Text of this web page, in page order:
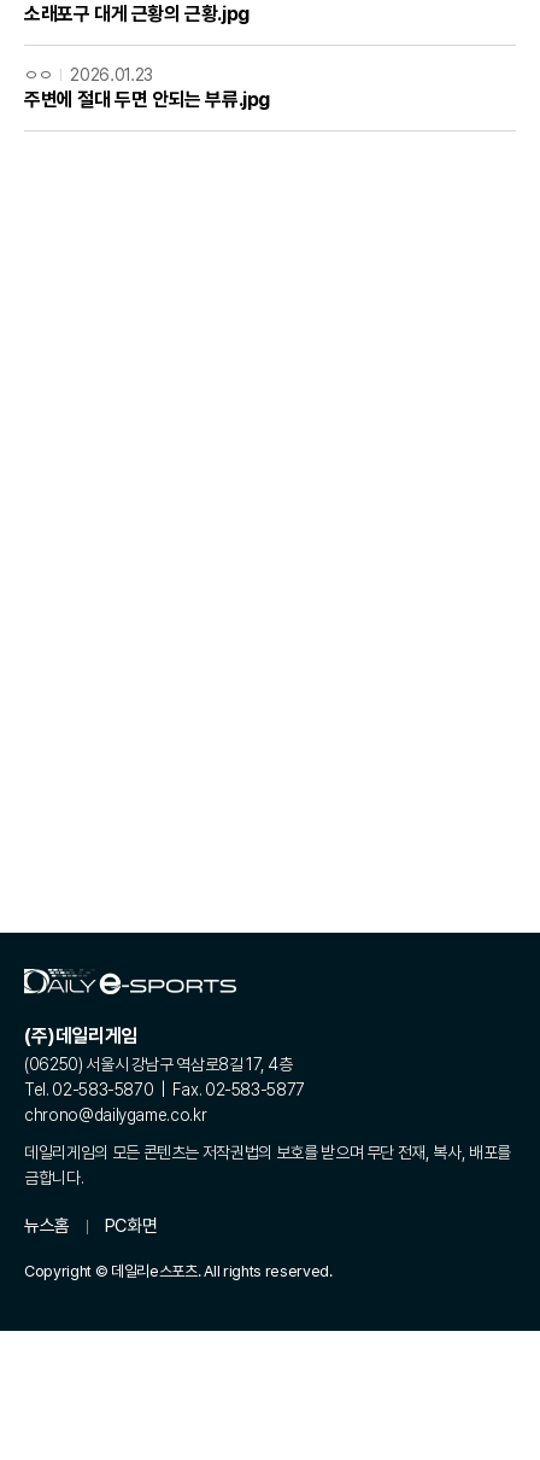
소래포구 대게 근황의 근황.jpg
ㅇㅇ 2026.01.23
주변에 절대 두면 안되는 부류.jpg
(주)데일리게임
(06250) 서울시 강남구 역삼로8길 17, 4층
Tel. 02-583-5870 | Fax. 02-583-5877
chrono@dailygame.co.kr
데일리게임의 모든 콘텐츠는 저작권법의 보호를 받으며 무단 전재, 복사, 배포를
금합니다.
뉴스홈 PC화면
Copyright © 데일리e스포츠. All rights reserved.